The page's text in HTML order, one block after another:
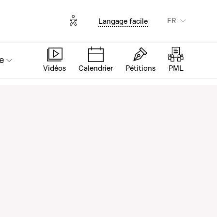
Options d'accessibilité
Langage facile FR
Vidéos Calendrier Pétitions PML